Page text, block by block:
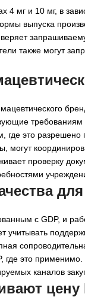
4 мг и 10 мг, в
выпуска
также могут
где это
могут
проверку
с GDP, и
где это
каналов